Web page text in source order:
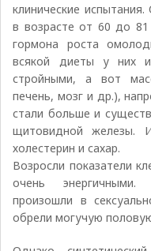
клинические
в возрасте от 60 до
гормона роста
всякой диеты у них
стройными, а вот
печень, мозг и др.),
стали больше и
щитовидной железы.
холестерин и сахар.
Возросли показатели
очень
произошли в
обрели могучую